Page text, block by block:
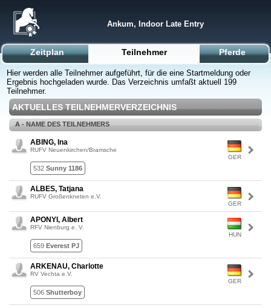
Ankum, Indoor Late Entry
Zeitplan Teilnehmer Pferde
Hier werden alle Teilnehmer aufgeführt, für die eine Startmeldung oder
Ergebnis hochgeladen wurde. Das Verzeichnis umfaßt aktuell 199
Teilnehmer.
AKTUELLES TEILNEHMERVERZEICHNIS
A - NAME DES TEILNEHMERS
GER
ABING, Ina
RUFV Neuenkirchen/Bramsche
532 Sunny 1186
GER
ALBES, Tatjana
RUFV Großenkneten e.V.
HUN
APONYI, Albert
RFV Nienburg e. V.
659 Everest PJ
GER
ARKENAU, Charlotte
RV Vechta e.V.
506 Shutterboy